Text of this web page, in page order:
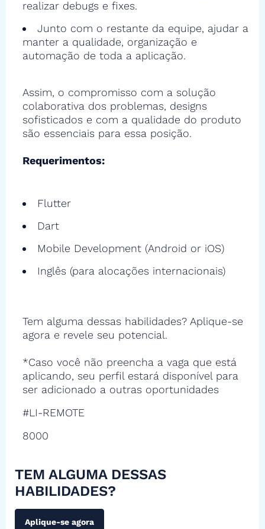
realizar debugs e fixes.
Junto com o restante da equipe, ajudar a
manter a qualidade, organização e
automação de toda a aplicação.
Assim, o compromisso com a solução
colaborativa dos problemas, designs
sofisticados e com a qualidade do produto
são essenciais para essa posição.
Requerimentos:
Flutter
Dart
Mobile Development (Android or iOS)
Inglês (para alocações internacionais)
Tem alguma dessas habilidades? Aplique-se
agora e revele seu potencial.
*Caso você não preencha a vaga que está
aplicando, seu perfil estará disponível para
ser adicionado a outras oportunidades
#LI-REMOTE
8000
TEM ALGUMA DESSAS
HABILIDADES?
Aplique-se agora